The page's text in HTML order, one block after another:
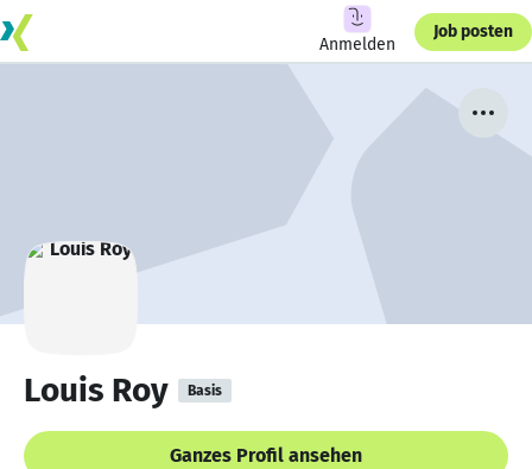
Anmelden
Job posten
Louis Roy Basis
Ganzes Profil ansehen